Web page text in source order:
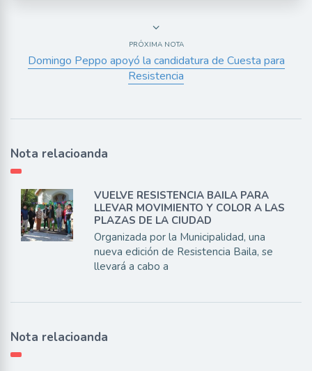
PRÓXIMA NOTA
Domingo Peppo apoyó la candidatura de Cuesta para
Resistencia
Nota relacioanda
VUELVE RESISTENCIA BAILA PARA
LLEVAR MOVIMIENTO Y COLOR A LAS
PLAZAS DE LA CIUDAD
Organizada por la Municipalidad, una
nueva edición de Resistencia Baila, se
llevará a cabo a
Nota relacioanda